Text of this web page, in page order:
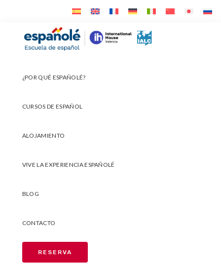
navegación
contenido
¿POR QUÉ ESPAÑOLÉ?
CURSOS DE ESPAÑOL
ALOJAMIENTO
VIVE LA EXPERIENCIA ESPAÑOLÉ
BLOG
CONTACTO
RESERVA